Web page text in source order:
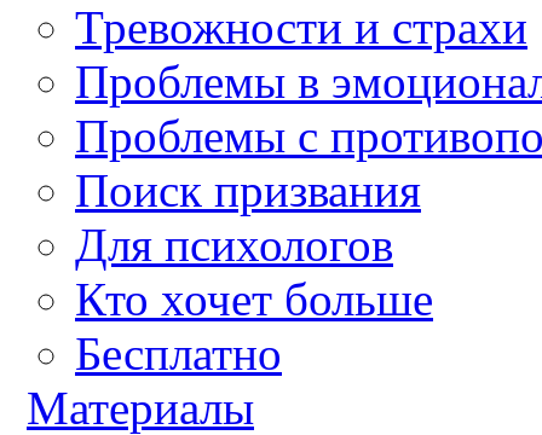
Тревожности и страхи
Проблемы в
Проблемы с
Поиск призвания
Для психологов
Кто хочет больше
Бесплатно
Материалы